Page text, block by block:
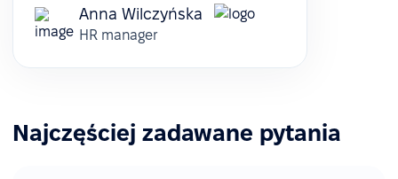
Anna Wilczyńska
HR manager
Najczęściej zadawane pytania